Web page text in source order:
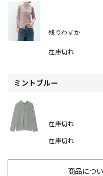
残りわずか
在庫切れ
ミントブルー
在庫切れ
在庫切れ
商品につ